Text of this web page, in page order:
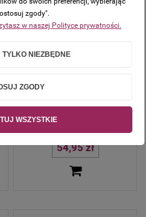
Opaska komunijna - kolekcja 2026
54,95 zł
zgody".
w naszej Polityce prywatności.
NIEZBĘDNE
ZGODY
WSZYSTKIE